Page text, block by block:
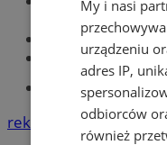
Zabrze
reklama
My i nasi
urządzeniu
adres IP,
odbiorców
również